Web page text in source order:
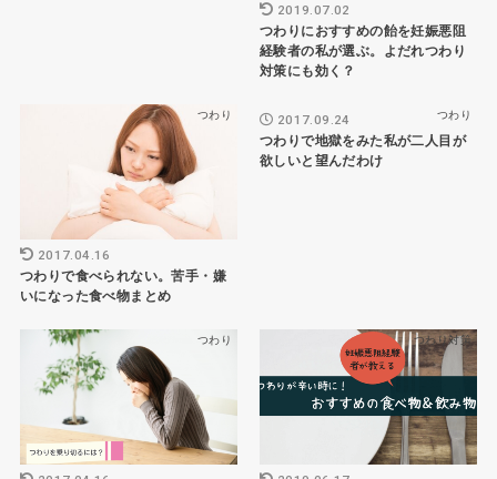
2019.07.02
つわりにおすすめの飴を妊娠悪阻
経験者の私が選ぶ。よだれつわり
対策にも効く？
つわり
2017.04.16
つわりで食べられない。苦手・嫌
いになった食べ物まとめ
つわり
2017.09.24
つわりで地獄をみた私が二人目が
欲しいと望んだわけ
つわり つわり対策